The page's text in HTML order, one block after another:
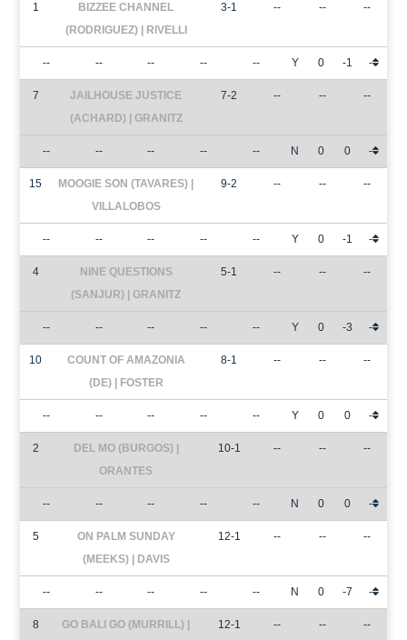
1
BIZZEE CHANNEL
(RODRIGUEZ) | RIVELLI
3-1 -- -- --
-- -- -- -- -- Y 0 -1 -
7
JAILHOUSE JUSTICE
(ACHARD) | GRANITZ
7-2 -- -- --
-- -- -- -- -- N 0 0 -
15
MOOGIE SON (TAVARES) |
VILLALOBOS
9-2 -- -- --
-- -- -- -- -- Y 0 -1 -
4
NINE QUESTIONS
(SANJUR) | GRANITZ
5-1 -- -- --
-- -- -- -- -- Y 0 -3 -
10
COUNT OF AMAZONIA
(DE) | FOSTER
8-1 -- -- --
-- -- -- -- -- Y 0 0 -
2
DEL MO (BURGOS) |
ORANTES
10-1 -- -- --
-- -- -- -- -- N 0 0 -
5
ON PALM SUNDAY
(MEEKS) | DAVIS
12-1 -- -- --
-- -- -- -- -- N 0 -7 -
8
GO BALI GO (MURRILL) |
12-1 -- -- --